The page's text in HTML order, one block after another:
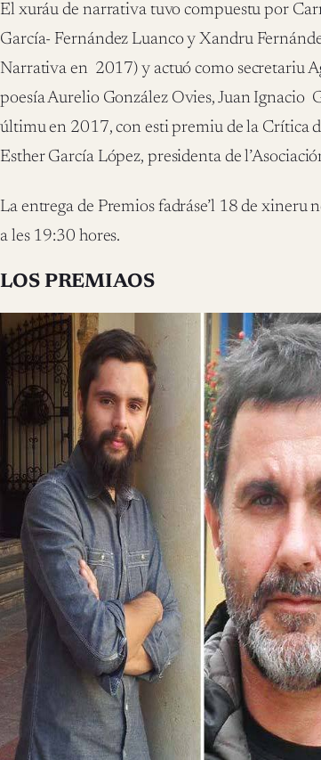
El xuráu de narrativa tuvo compuestu por
García- Fernández Luanco y Xandru
Narrativa en 2017) y actuó como secretariu
poesíaAurelio González Ovies, Juan Ignacio
últimu en 2017, con esti premiu de la Crítica
Esther García López, presidenta de
La entrega de Premios fadráse’l 18 de xineru
a les 19:30 hores.
LOS PREMIAOS